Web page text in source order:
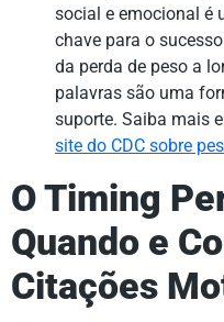
social e emocional é
chave para o
da perda de peso a
palavras são uma
suporte. Saiba mais
site do CDC sobre
O Timing
Quando e
Citações